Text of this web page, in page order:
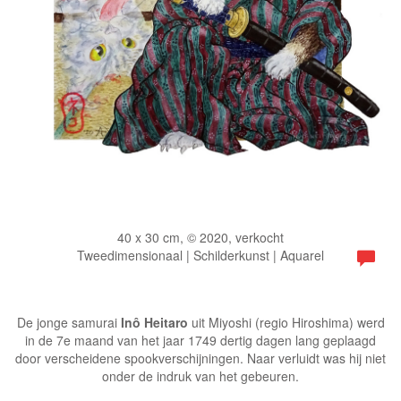
40 x 30 cm, © 2020, verkocht
Tweedimensionaal | Schilderkunst | Aquarel
De jonge samurai Inô Heitaro uit Miyoshi (regio Hiroshima) werd
in de 7e maand van het jaar 1749 dertig dagen lang geplaagd
door verscheidene spookverschijningen. Naar verluidt was hij niet
onder de indruk van het gebeuren.